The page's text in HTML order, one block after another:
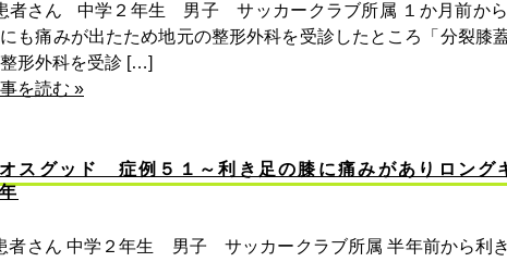
さん 中学２年生 男子 サッカークラブ所属 １か月前から
も痛みが出たため地元の整形外科を受診したところ「分裂膝
形外科を受診 […]
を読む »
オスグッド 症例５１～利き足の膝に痛みがありロング
年
さん 中学２年生 男子 サッカークラブ所属 半年前から利